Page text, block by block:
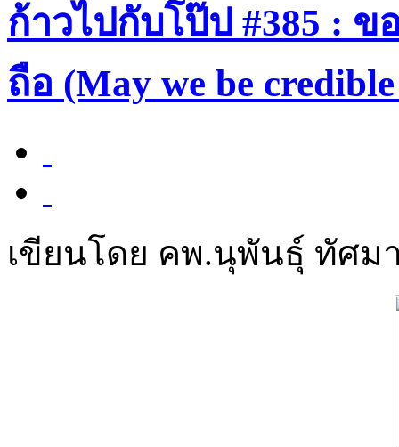
ก้าวไปกับโป๊ป #385 : ข
ถือ (May we be
เขียนโดย คพ.นุพันธุ์ ทัศม